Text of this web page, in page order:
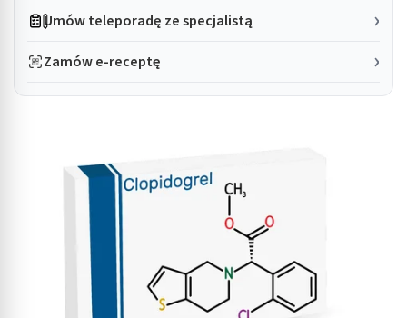
Umów teleporadę ze specjalistą
Zamów e-receptę